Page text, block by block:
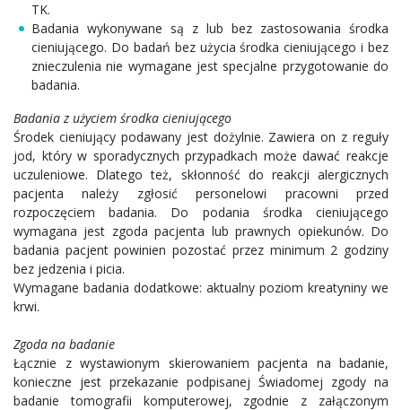
TK.
Badania wykonywane są z lub bez zastosowania środka
cieniującego. Do badań bez użycia środka cieniującego i bez
znieczulenia nie wymagane jest specjalne przygotowanie do
badania.
Badania z użyciem środka cieniującego
Środek cieniujący podawany jest dożylnie. Zawiera on z reguły
jod, który w sporadycznych przypadkach może dawać reakcje
uczuleniowe. Dlatego też, skłonność do reakcji alergicznych
pacjenta należy zgłosić personelowi pracowni przed
rozpoczęciem badania. Do podania środka cieniującego
wymagana jest zgoda pacjenta lub prawnych opiekunów. Do
badania pacjent powinien pozostać przez minimum 2 godziny
bez jedzenia i picia.
Wymagane badania dodatkowe: aktualny poziom kreatyniny we
krwi.
Zgoda na badanie
Łącznie z wystawionym skierowaniem pacjenta na badanie,
konieczne jest przekazanie podpisanej Świadomej zgody na
badanie tomografii komputerowej, zgodnie z załączonym